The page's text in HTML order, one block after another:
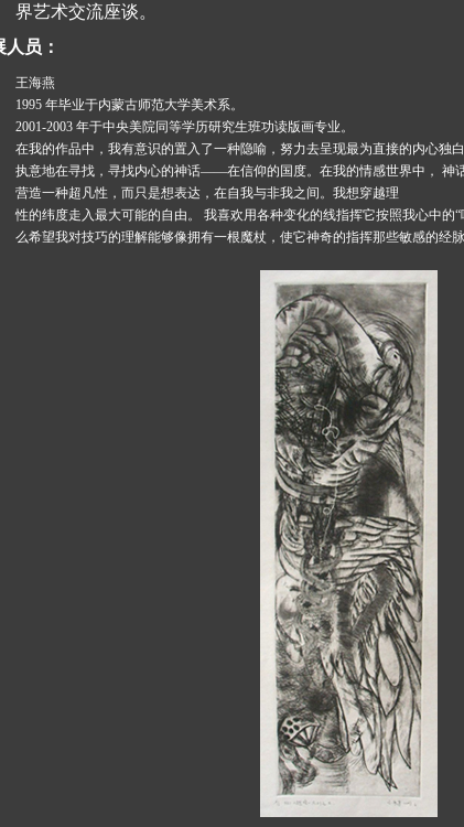
界艺术交流座谈。
人员：
王海燕
1995 年毕业于内蒙古师范大学美术系。
2001-2003 年于中央美院同等学历研究生班功读版画专业。
在我的作品中，我有意识的置入了一种隐喻，努力去呈现最为直接的内心独
执意地在寻找，寻找内心的神话——在信仰的国度。在我的情感世界中， 神
营造一种超凡性，而只是想表达，在自我与非我之间。我想穿越理
性的纬度走入最大可能的自由。 我喜欢用各种变化的线指挥它按照我心中的
么希望我对技巧的理解能够像拥有一根魔杖，使它神奇的指挥那些敏感的经脉